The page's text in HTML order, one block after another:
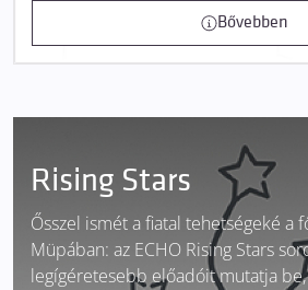
Bővebben
Rising Stars
Ősszel ismét a fiatal tehetségeké a
Müpában: az ECHO Rising Stars
legígéretesebb előadóit mutatja